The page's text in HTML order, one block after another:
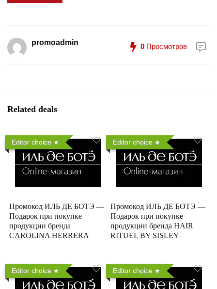
promoadmin 0 Просмотров
Related deals
Editor choice
Промокод ИЛЬ ДЕ БОТЭ —
Подарок при покупке
продукции бренда
CAROLINA HERRERA
Editor choice
Промокод ИЛЬ ДЕ БОТЭ —
Подарок при покупке
продукции бренда HAIR
RITUEL BY SISLEY
Editor choice Editor choice